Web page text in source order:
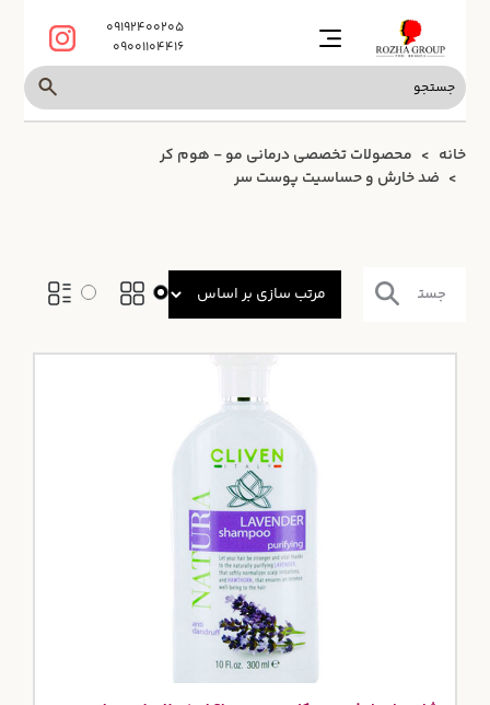
09192400205
09001104416
خانه
محصولات تخصصی درمانی مو - هوم کر
ضد خارش و حساسیت پوست سر